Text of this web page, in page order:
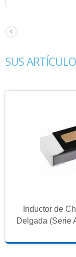
SUS
Inductor de
Delgada (Serie